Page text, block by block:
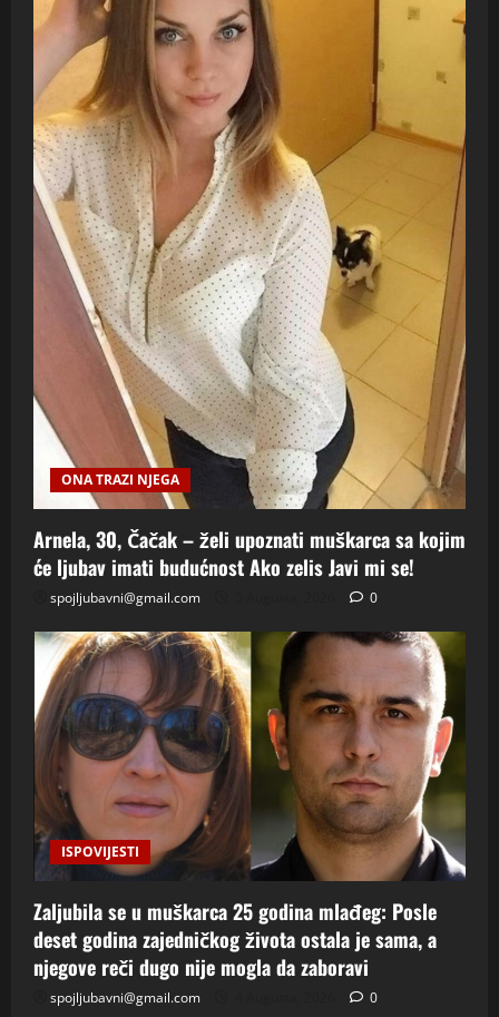
ONA TRAZI NJEGA
Arnela, 30, Čačak – želi upoznati muškarca sa kojim
će ljubav imati budućnost Ako zelis Javi mi se!
spojljubavni@gmail.com 0
ISPOVIJESTI
Zaljubila se u muškarca 25 godina mlađeg: Posle
deset godina zajedničkog života ostala je sama, a
njegove reči dugo nije mogla da zaboravi
spojljubavni@gmail.com 0